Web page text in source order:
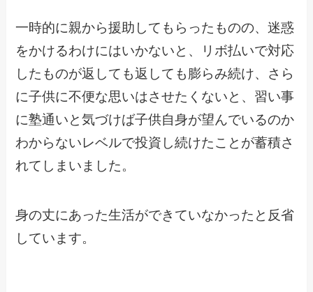
一時的に親から援助してもらったものの、迷惑
をかけるわけにはいかないと、リボ払いで対応
したものが返しても返しても膨らみ続け、さら
に子供に不便な思いはさせたくないと、習い事
に塾通いと気づけば子供自身が望んでいるのか
わからないレベルで投資し続けたことが蓄積さ
れてしまいました。
身の丈にあった生活ができていなかったと反省
しています。